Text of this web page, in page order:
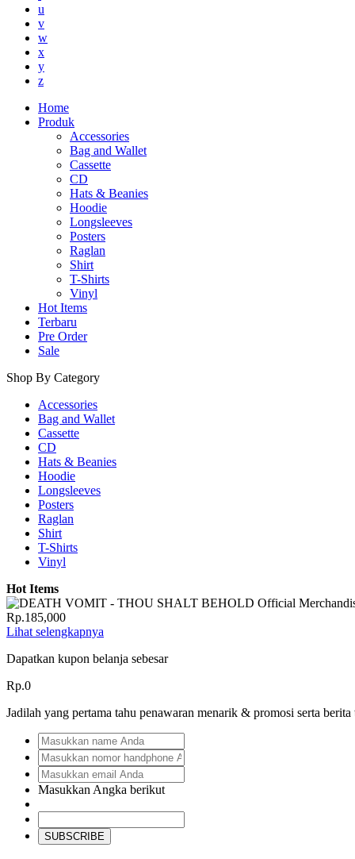
u
v
w
x
y
z
Home
Produk
Accessories
Bag and Wallet
Cassette
CD
Hats & Beanies
Hoodie
Longsleeves
Posters
Raglan
Shirt
T-Shirts
Vinyl
Hot Items
Terbaru
Pre Order
Sale
Shop By Category
Accessories
Bag and Wallet
Cassette
CD
Hats & Beanies
Hoodie
Longsleeves
Posters
Raglan
Shirt
T-Shirts
Vinyl
Hot Items
Rp.185,000
Lihat selengkapnya
Dapatkan kupon belanja sebesar
Rp.0
Jadilah yang pertama tahu penawaran menarik & promosi serta
Masukkan Angka berikut
SUBSCRIBE